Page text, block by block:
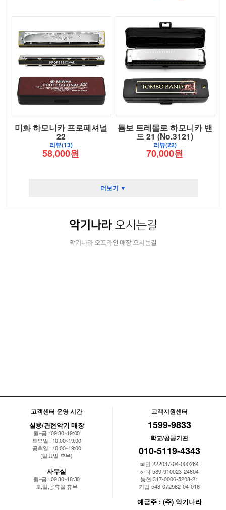
미화 하모니카 프로페셔널
22
리뷰(13)
58,000원
톰보 트레몰로 하모니카 밴
드 21 (No.3121)
리뷰(22)
70,000원
더보기 ▼
고객센터 운영 시간
실용/관현악기 매장
월~금 : 09:30~19:00
토요일 : 10:00~19:00
공휴일 : 10:00~19:00
(일요일 휴무)
사무실
월~금 : 09:30~18:30
토,일,공휴일 휴무
고객지원센터
1599-9833
학교/공공기관
010-5119-4343
국민 222037-04-000264
하나 589-910023-24804
농협 317-0006-5208-21
기업 548-072982-04-016
예금주 : (주) 악기나라